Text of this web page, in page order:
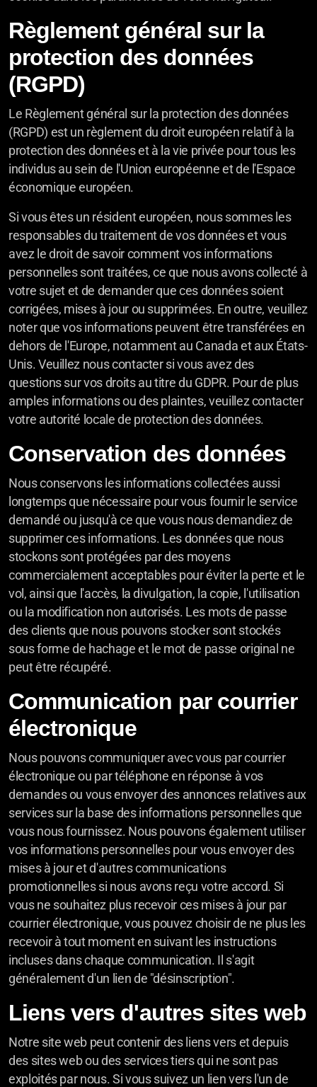
Règlement général sur la
protection des données
(RGPD)
Le Règlement général sur la protection des données
(RGPD) est un règlement du droit européen relatif à la
protection des données et à la vie privée pour tous les
individus au sein de l'Union européenne et de l'Espace
économique européen.
Si vous êtes un résident européen, nous sommes les
responsables du traitement de vos données et vous
avez le droit de savoir comment vos informations
personnelles sont traitées, ce que nous avons collecté à
votre sujet et de demander que ces données soient
corrigées, mises à jour ou supprimées. En outre, veuillez
noter que vos informations peuvent être transférées en
dehors de l'Europe, notamment au Canada et aux États-
Unis. Veuillez nous contacter si vous avez des
questions sur vos droits au titre du GDPR. Pour de plus
amples informations ou des plaintes, veuillez contacter
votre autorité locale de protection des données.
Conservation des données
Nous conservons les informations collectées aussi
longtemps que nécessaire pour vous fournir le service
demandé ou jusqu'à ce que vous nous demandiez de
supprimer ces informations. Les données que nous
stockons sont protégées par des moyens
commercialement acceptables pour éviter la perte et le
vol, ainsi que l'accès, la divulgation, la copie, l'utilisation
ou la modification non autorisés. Les mots de passe
des clients que nous pouvons stocker sont stockés
sous forme de hachage et le mot de passe original ne
peut être récupéré.
Communication par courrier
électronique
Nous pouvons communiquer avec vous par courrier
électronique ou par téléphone en réponse à vos
demandes ou vous envoyer des annonces relatives aux
services sur la base des informations personnelles que
vous nous fournissez. Nous pouvons également utiliser
vos informations personnelles pour vous envoyer des
mises à jour et d'autres communications
promotionnelles si nous avons reçu votre accord. Si
vous ne souhaitez plus recevoir ces mises à jour par
courrier électronique, vous pouvez choisir de ne plus les
recevoir à tout moment en suivant les instructions
incluses dans chaque communication. Il s'agit
généralement d'un lien de "désinscription".
Liens vers d'autres sites web
Notre site web peut contenir des liens vers et depuis
des sites web ou des services tiers qui ne sont pas
exploités par nous. Si vous suivez un lien vers l'un de